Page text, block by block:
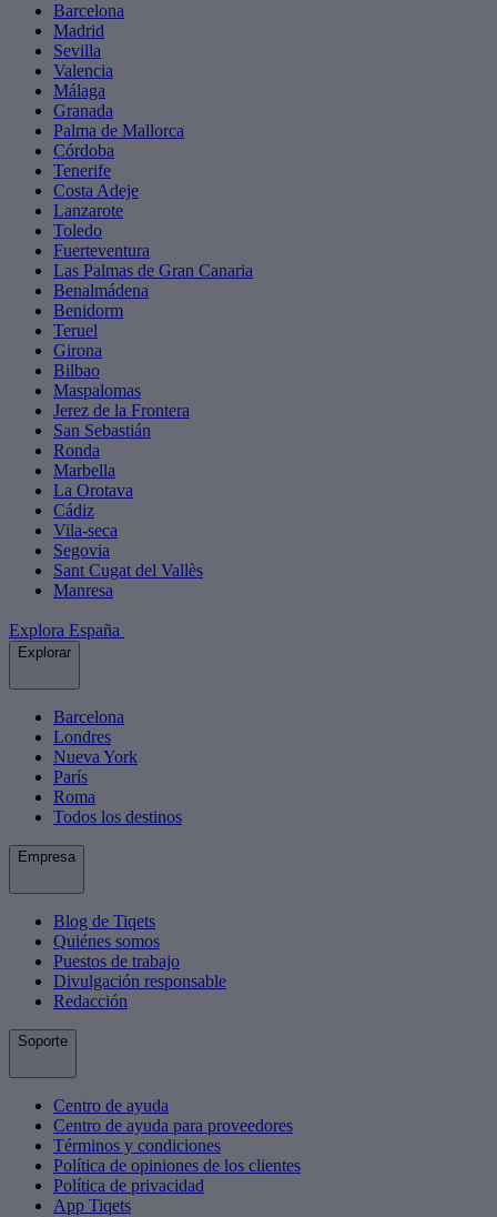
Barcelona
Madrid
Sevilla
Valencia
Málaga
Granada
Palma de Mallorca
Córdoba
Tenerife
Costa Adeje
Lanzarote
Toledo
Fuerteventura
Las Palmas de Gran Canaria
Benalmádena
Benidorm
Teruel
Girona
Bilbao
Maspalomas
Jerez de la Frontera
San Sebastián
Ronda
Marbella
La Orotava
Cádiz
Vila-seca
Segovia
Sant Cugat del Vallès
Manresa
Explora España
Explorar
Barcelona
Londres
Nueva York
París
Roma
Todos los destinos
Empresa
Blog de Tiqets
Quiénes somos
Puestos de trabajo
Divulgación responsable
Redacción
Soporte
Centro de ayuda
Centro de ayuda para proveedores
Términos y condiciones
Política de opiniones de los clientes
Política de privacidad
App Tiqets